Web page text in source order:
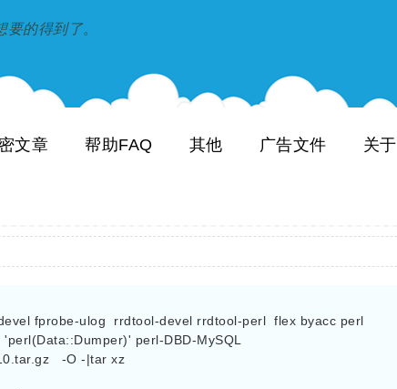
的得到了。
文章 帮助FAQ 其他 广告文件 关于
fprobe-ulog  rrdtool-devel rrdtool-perl  flex byacc perl
perl-DBD-MySQL
-O -|tar xz